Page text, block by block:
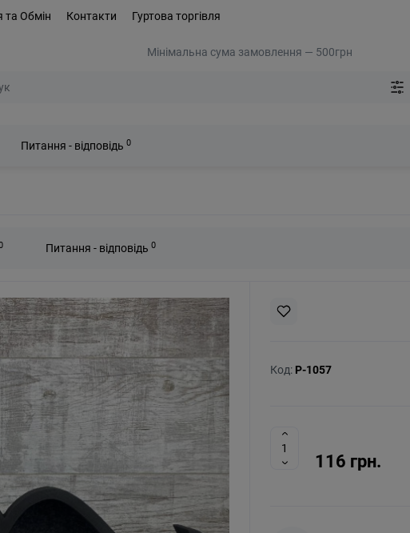
та Обмін Контакти Гуртова торгівля
Мінімальна сума замовлення — 500грн
Питання - відповідь 0
вуса чорні
Питання - відповідь 0
Код: P-1057
116 грн.